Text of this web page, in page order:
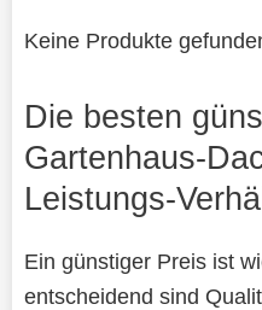
Keine Produkte
Die besten
Gartenhaus-
Leistungs-
Ein günstiger Preis ist
entscheidend sind